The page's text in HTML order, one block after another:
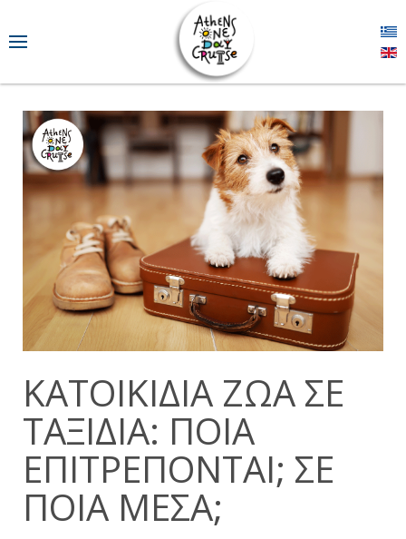
ΚΑΤΟΙΚΊΔΙΑ ΖΏΑ ΣΕ
ΤΑΞΊΔΙΑ: ΠΟΙΑ
ΕΠΙΤΡΈΠΟΝΤΑΙ; ΣΕ
ΠΟΙΑ ΜΈΣΑ;